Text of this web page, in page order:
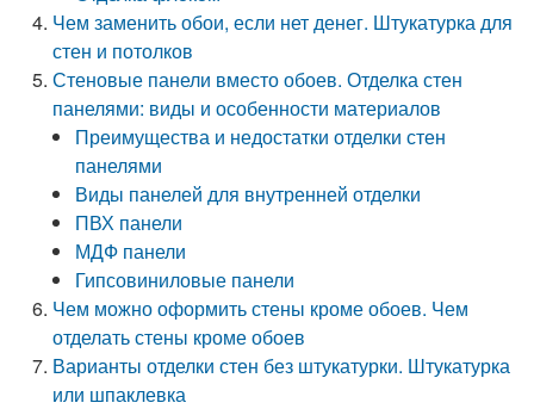
Чем заменить обои, если нет денег. Штукатурка для
стен и потолков
Стеновые панели вместо обоев. Отделка стен
панелями: виды и особенности материалов
Преимущества и недостатки отделки стен
панелями
Виды панелей для внутренней отделки
ПВХ панели
МДФ панели
Гипсовиниловые панели
Чем можно оформить стены кроме обоев. Чем
отделать стены кроме обоев
Варианты отделки стен без штукатурки. Штукатурка
или шпаклевка